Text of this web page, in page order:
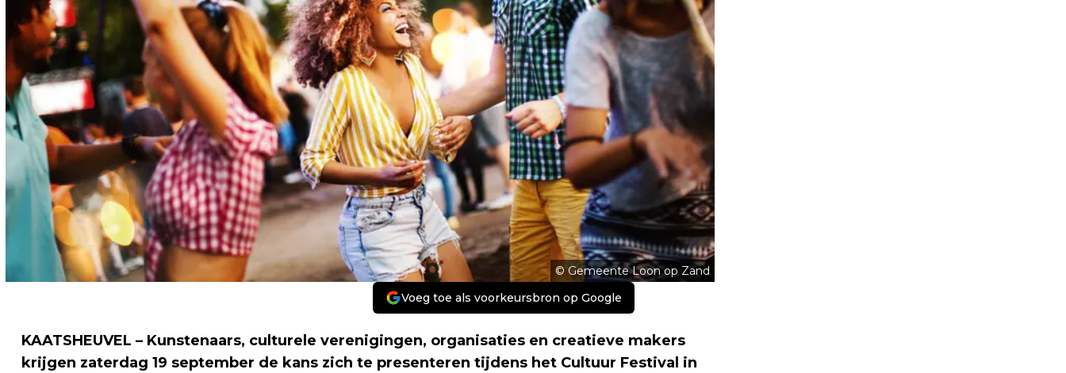
© Gemeente Loon op Zand
Voeg toe als voorkeursbron op Google
KAATSHEUVEL – Kunstenaars, culturele verenigingen, organisaties en creatieve makers
krijgen zaterdag 19 september de kans zich te presenteren tijdens het Cultuur Festival in